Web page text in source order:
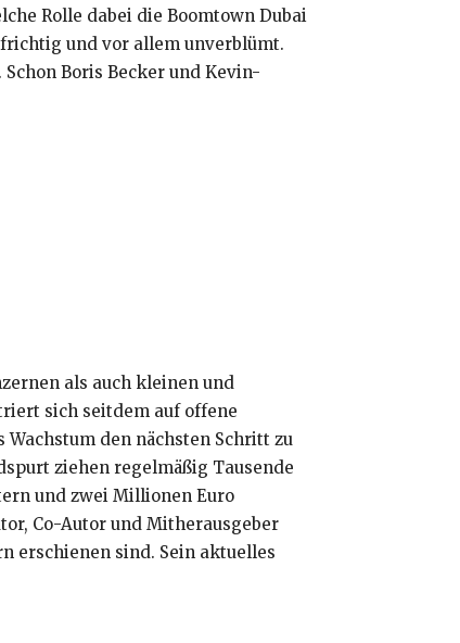
Rolle dabei die Boomtown Dubai
und vor allem unverblümt.
Boris Becker und Kevin-
als auch kleinen und
sich seitdem auf offene
den nächsten Schritt zu
ziehen regelmäßig Tausende
und zwei Millionen Euro
Co-Autor und Mitherausgeber
erschienen sind. Sein aktuelles